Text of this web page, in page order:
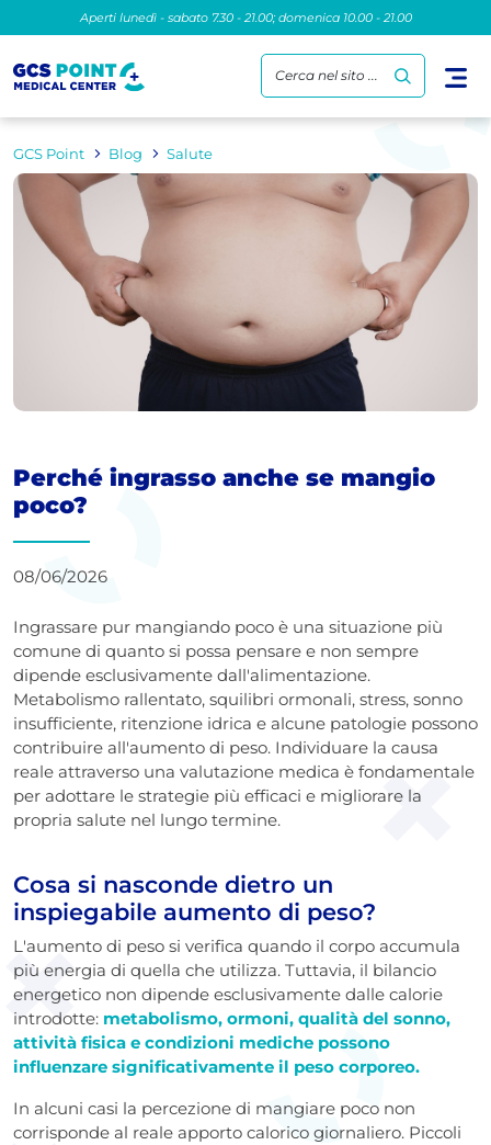
Aperti lunedì - sabato 7.30 - 21.00; domenica 10.00 - 21.00
Cerca nel sito ...
GCS Point Blog Salute
Perché ingrasso anche se mangio
poco?
08/06/2026
Ingrassare pur mangiando poco è una situazione più
comune di quanto si possa pensare e non sempre
dipende esclusivamente dall'alimentazione.
Metabolismo rallentato, squilibri ormonali, stress, sonno
insufficiente, ritenzione idrica e alcune patologie possono
contribuire all'aumento di peso. Individuare la causa
reale attraverso una valutazione medica è fondamentale
per adottare le strategie più efficaci e migliorare la
propria salute nel lungo termine.
Cosa si nasconde dietro un
inspiegabile aumento di peso?
L'aumento di peso si verifica quando il corpo accumula
più energia di quella che utilizza. Tuttavia, il bilancio
energetico non dipende esclusivamente dalle calorie
introdotte: metabolismo, ormoni, qualità del sonno,
attività fisica e condizioni mediche possono
influenzare significativamente il peso corporeo.
In alcuni casi la percezione di mangiare poco non
corrisponde al reale apporto calorico giornaliero. Piccoli